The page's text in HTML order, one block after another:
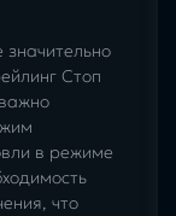
Стоп
в режиме
что